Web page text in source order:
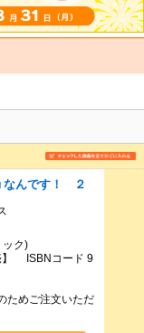
なんです！ ２
ック)
】 ISBNコード 9
ためご注文いただ